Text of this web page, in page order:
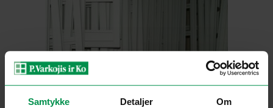
Samtykke Detaljer Om